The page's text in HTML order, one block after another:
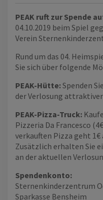
PEAK ruft zur Spende
04.10.2019 beim Spiel
Verein
Rund um das 04.
Sie sich über folgende
PEAK-Hütte:Spenden
der Verlosung
PEAK-Pizza-Truck:
Pizzeria Da Francesco
verkauften Pizza geht
Zusätzlich erhalten Sie
an der aktuellen
Spendenkonto:
Sternenkinderzentrum
Sparkasse Bensheim